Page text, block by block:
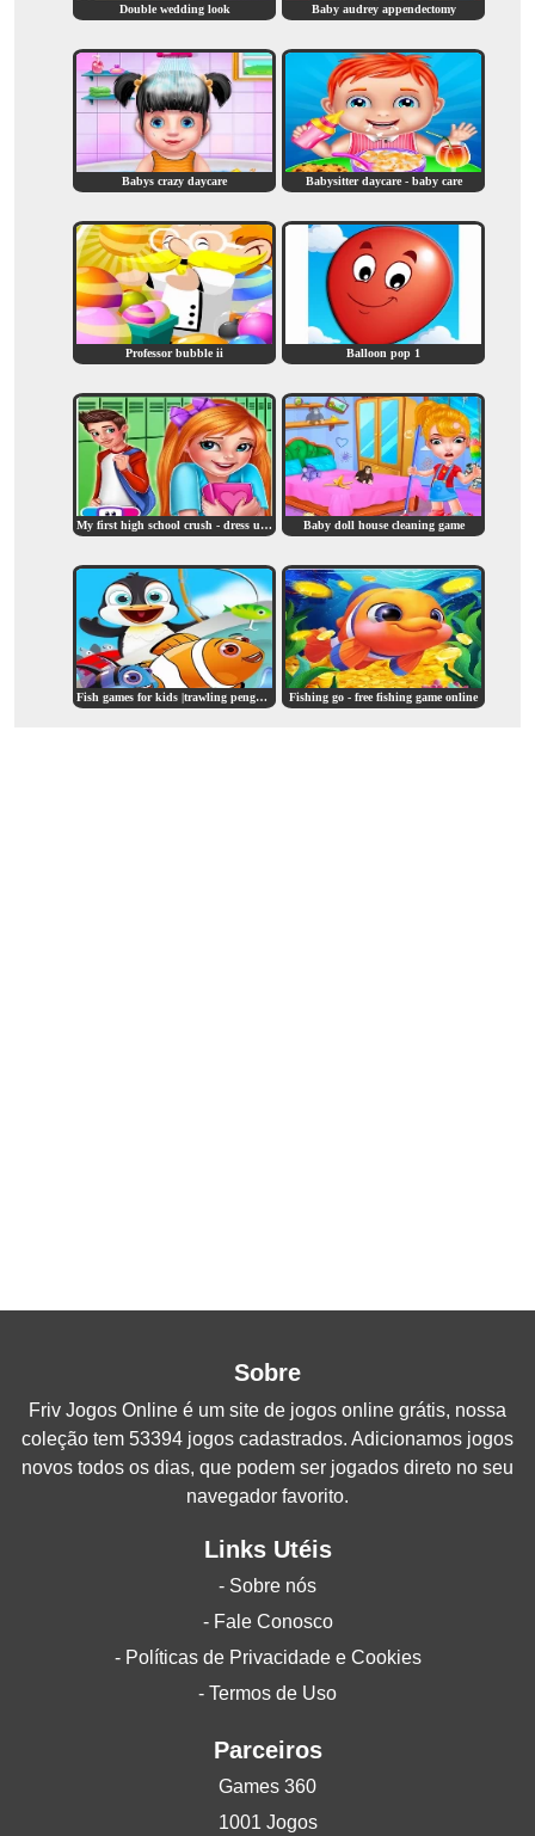
Double wedding look Baby audrey appendectomy
Babys crazy daycare Babysitter daycare - baby care
Professor bubble ii Balloon pop 1
My first high school crush - dress up & love story Baby doll house cleaning game
Fish games for kids |trawling penguin games online Fishing go - free fishing game online
Sobre
Friv Jogos Online é um site de jogos online grátis, nossa
coleção tem 53394 jogos cadastrados. Adicionamos jogos
novos todos os dias, que podem ser jogados direto no seu
navegador favorito.
Links Utéis
- Sobre nós
- Fale Conosco
- Políticas de Privacidade e Cookies
- Termos de Uso
Parceiros
Games 360
1001 Jogos